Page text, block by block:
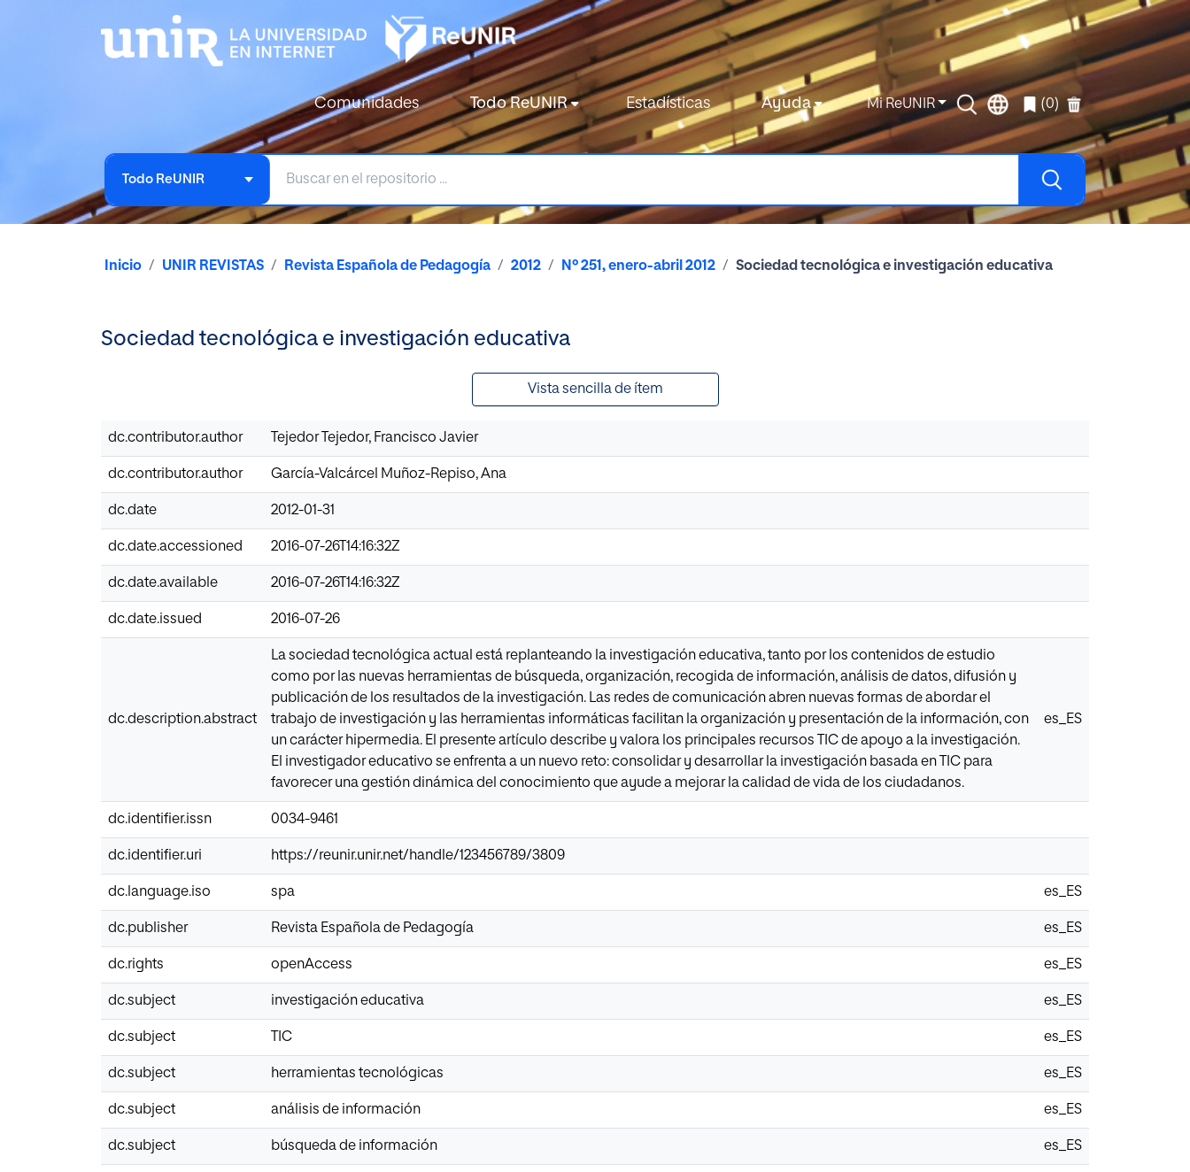
Comunidades Todo ReUNIR Estadísticas Ayuda Mi ReUNIR (0)
Todo ReUNIR
Inicio UNIR REVISTAS Revista Española de Pedagogía 2012 Nº 251, enero-abril 2012 Sociedad tecnológica e investigación educativa
Sociedad tecnológica e investigación educativa
Vista sencilla de ítem
dc.contributor.author Tejedor Tejedor, Francisco Javier
dc.contributor.author García-Valcárcel Muñoz-Repiso, Ana
dc.date 2012-01-31
dc.date.accessioned 2016-07-26T14:16:32Z
dc.date.available 2016-07-26T14:16:32Z
dc.date.issued 2016-07-26
dc.description.abstract
La sociedad tecnológica actual está replanteando la investigación educativa, tanto por los contenidos de estudio
como por las nuevas herramientas de búsqueda, organización, recogida de información, análisis de datos, difusión y
publicación de los resultados de la investigación. Las redes de comunicación abren nuevas formas de abordar el
trabajo de investigación y las herramientas informáticas facilitan la organización y presentación de la información, con
un carácter hipermedia. El presente artículo describe y valora los principales recursos TIC de apoyo a la investigación.
El investigador educativo se enfrenta a un nuevo reto: consolidar y desarrollar la investigación basada en TIC para
favorecer una gestión dinámica del conocimiento que ayude a mejorar la calidad de vida de los ciudadanos.
es_ES
dc.identifier.issn 0034-9461
dc.identifier.uri https://reunir.unir.net/handle/123456789/3809
dc.language.iso spa es_ES
dc.publisher Revista Española de Pedagogía es_ES
dc.rights openAccess es_ES
dc.subject investigación educativa es_ES
dc.subject TIC es_ES
dc.subject herramientas tecnológicas es_ES
dc.subject análisis de información es_ES
dc.subject búsqueda de información es_ES